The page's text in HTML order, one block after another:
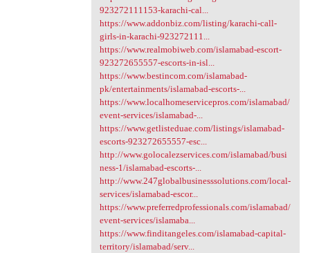
923272111153-karachi-cal...
https://www.addonbiz.com/listing/karachi-call-
girls-in-karachi-923272111...
https://www.realmobiweb.com/islamabad-escort-
923272655557-escorts-in-isl...
https://www.bestincom.com/islamabad-
pk/entertainments/islamabad-escorts-...
https://www.localhomeservicepros.com/islamabad/
event-services/islamabad-...
https://www.getlisteduae.com/listings/islamabad-
escorts-923272655557-esc...
http://www.golocalezservices.com/islamabad/busi
ness-1/islamabad-escorts-...
http://www.247globalbusinesssolutions.com/local-
services/islamabad-escor...
https://www.preferredprofessionals.com/islamabad/
event-services/islamaba...
https://www.finditangeles.com/islamabad-capital-
territory/islamabad/serv...